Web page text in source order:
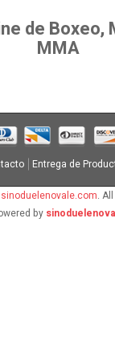
de Boxeo,
MMA
Entrega de
sinoduelenovale.com.
by